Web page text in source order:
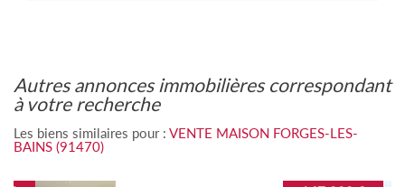
autres annonces immobilières correspondant
à votre recherche
Les biens similaires pour : VENTE MAISON FORGES-LES-
BAINS (91470)